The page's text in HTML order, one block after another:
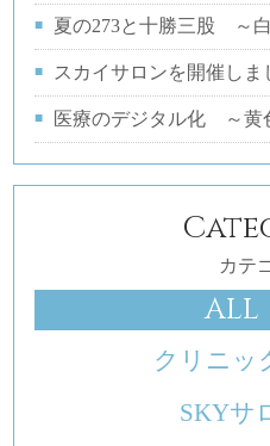
夏の273と十勝三股 ～
スカイサロンを開催しま
医療のデジタル化 ～黄
カテ
ALL
クリニッ
SKYサ